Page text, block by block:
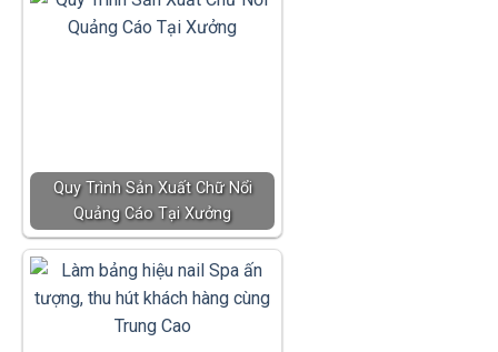
Quy Trình Sản Xuất Chữ Nổi
Quảng Cáo Tại Xưởng